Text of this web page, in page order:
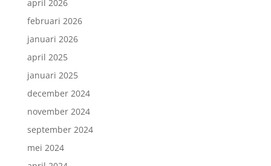
april 2026
februari 2026
januari 2026
april 2025
januari 2025
december 2024
november 2024
september 2024
mei 2024